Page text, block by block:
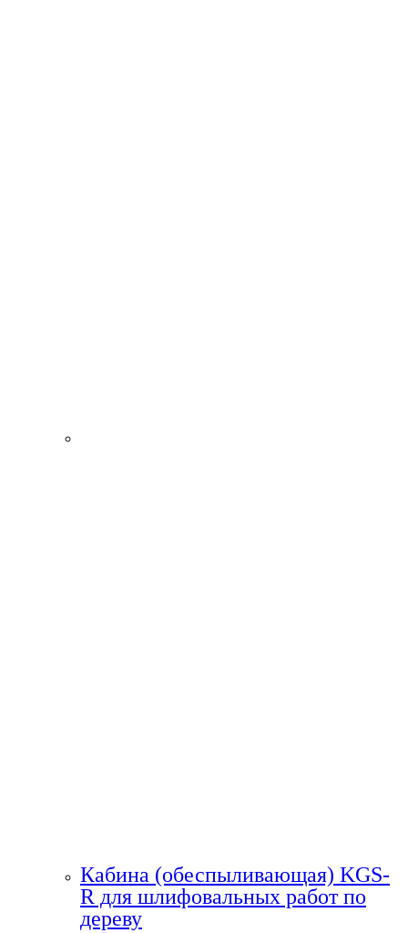
Кабина (обеспыливающая) KGS-
R для шлифовальных работ по
дереву